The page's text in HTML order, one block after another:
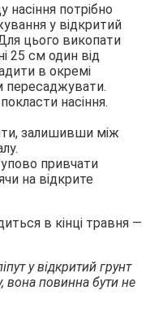
насіння потрібно
у відкритий
Для цього викопати
25 см один від
в окремі
пересаджувати.
насіння.
залишивши між
привчати
на відкрите
в кінці травня —
у відкритий грунт
вона повинна бути не